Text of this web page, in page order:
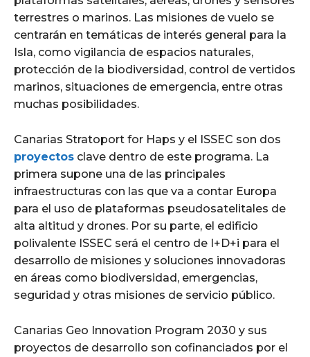
terrestres o marinos. Las misiones de vuelo se
centrarán en temáticas de interés general para la
Isla, como vigilancia de espacios naturales,
protección de la biodiversidad, control de vertidos
marinos, situaciones de emergencia, entre otras
muchas posibilidades.
Canarias Stratoport for Haps y el ISSEC son dos
proyectos clave dentro de este programa. La
primera supone una de las principales
infraestructuras con las que va a contar Europa
para el uso de plataformas pseudosatelitales de
alta altitud y drones. Por su parte, el edificio
polivalente ISSEC será el centro de I+D+i para el
desarrollo de misiones y soluciones innovadoras
en áreas como biodiversidad, emergencias,
seguridad y otras misiones de servicio público.
Canarias Geo Innovation Program 2030 y sus
proyectos de desarrollo son cofinanciados por el